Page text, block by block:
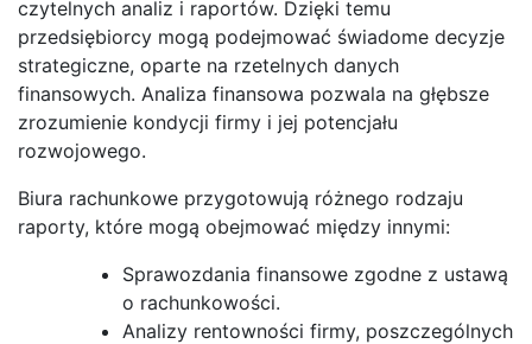
czytelnych analiz i raportów. Dzięki temu
przedsiębiorcy mogą podejmować świadome decyzje
strategiczne, oparte na rzetelnych danych
finansowych. Analiza finansowa pozwala na głębsze
zrozumienie kondycji firmy i jej potencjału
rozwojowego.
Biura rachunkowe przygotowują różnego rodzaju
raporty, które mogą obejmować między innymi:
Sprawozdania finansowe zgodne z ustawą
o rachunkowości.
Analizy rentowności firmy, poszczególnych